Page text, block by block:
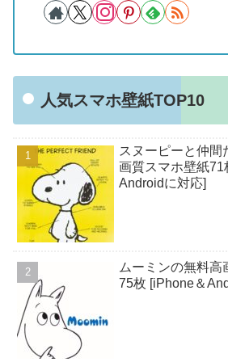
人気スマホ壁紙TOP10
スヌーピーと仲間
画質スマホ壁紙71
Androidに対応]
ムーミンの無料高
75枚 [iPhone＆